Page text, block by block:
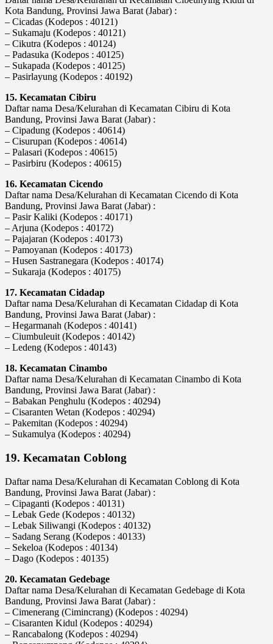
Kota Bandung, Provinsi Jawa Barat (Jabar) :
– Cicadas (Kodepos : 40121)
– Sukamaju (Kodepos : 40121)
– Cikutra (Kodepos : 40124)
– Padasuka (Kodepos : 40125)
– Sukapada (Kodepos : 40125)
– Pasirlayung (Kodepos : 40192)
15. Kecamatan Cibiru
Daftar nama Desa/Kelurahan di Kecamatan Cibiru di Kota
Bandung, Provinsi Jawa Barat (Jabar) :
– Cipadung (Kodepos : 40614)
– Cisurupan (Kodepos : 40614)
– Palasari (Kodepos : 40615)
– Pasirbiru (Kodepos : 40615)
16. Kecamatan Cicendo
Daftar nama Desa/Kelurahan di Kecamatan Cicendo di Kota
Bandung, Provinsi Jawa Barat (Jabar) :
– Pasir Kaliki (Kodepos : 40171)
– Arjuna (Kodepos : 40172)
– Pajajaran (Kodepos : 40173)
– Pamoyanan (Kodepos : 40173)
– Husen Sastranegara (Kodepos : 40174)
– Sukaraja (Kodepos : 40175)
17. Kecamatan Cidadap
Daftar nama Desa/Kelurahan di Kecamatan Cidadap di Kota
Bandung, Provinsi Jawa Barat (Jabar) :
– Hegarmanah (Kodepos : 40141)
– Ciumbuleuit (Kodepos : 40142)
– Ledeng (Kodepos : 40143)
18. Kecamatan Cinambo
Daftar nama Desa/Kelurahan di Kecamatan Cinambo di Kota
Bandung, Provinsi Jawa Barat (Jabar) :
– Babakan Penghulu (Kodepos : 40294)
– Cisaranten Wetan (Kodepos : 40294)
– Pakemitan (Kodepos : 40294)
– Sukamulya (Kodepos : 40294)
19. Kecamatan Coblong
Daftar nama Desa/Kelurahan di Kecamatan Coblong di Kota
Bandung, Provinsi Jawa Barat (Jabar) :
– Cipaganti (Kodepos : 40131)
– Lebak Gede (Kodepos : 40132)
– Lebak Siliwangi (Kodepos : 40132)
– Sadang Serang (Kodepos : 40133)
– Sekeloa (Kodepos : 40134)
– Dago (Kodepos : 40135)
20. Kecamatan Gedebage
Daftar nama Desa/Kelurahan di Kecamatan Gedebage di Kota
Bandung, Provinsi Jawa Barat (Jabar) :
– Cimenerang (Cimincrang) (Kodepos : 40294)
– Cisaranten Kidul (Kodepos : 40294)
– Rancabalong (Kodepos : 40294)